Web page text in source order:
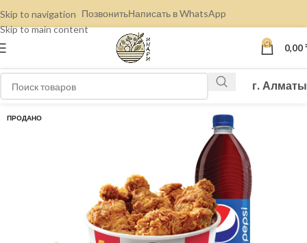
Skip to navigation
Skip to main content
ПозвонитьНаписать в WhatsApp
0 0,00
г. Алматы
ПРОДАНО